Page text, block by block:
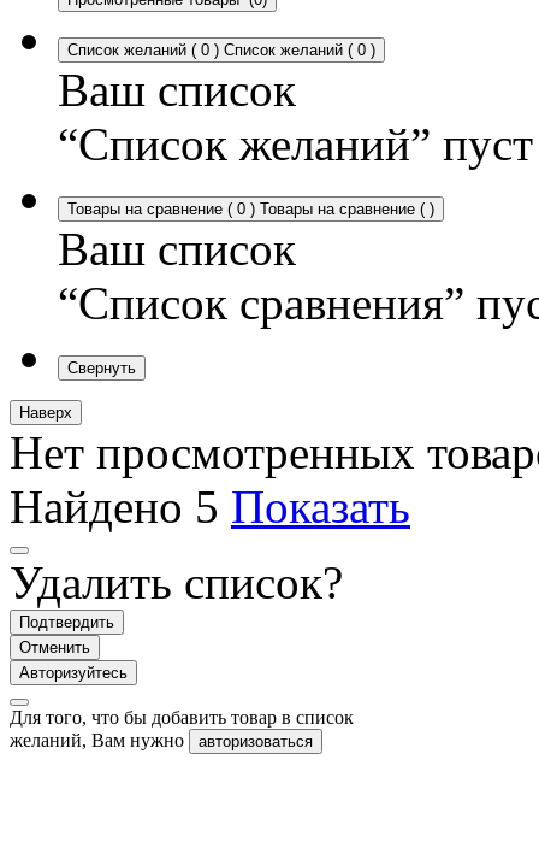
Список желаний ( 0 ) Список желаний ( 0 )
Ваш список
“Список желаний” пуст
Товары на сравнение ( 0 ) Товары на сравнение ( )
Ваш список
“Список сравнения”
Свернуть
Наверх
Нет просмотренных
Найдено 5 Показать
Удалить список?
Подтвердить
Отменить
Авторизуйтесь
Для того, что бы добавить товар в список
желаний, Вам нужно
авторизоваться